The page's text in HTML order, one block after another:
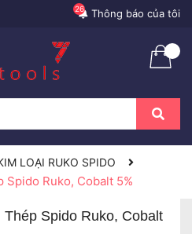
Thông báo của tôi
26
LOẠI RUKO SPIDO
Spido Ruko, Cobalt 5%
Spido Ruko, Cobalt